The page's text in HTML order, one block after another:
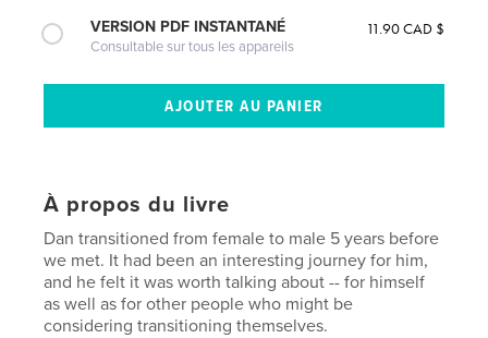
VERSION PDF INSTANTANÉ
Consultable sur tous les appareils
11.90 CAD $
À propos du livre
Dan transitioned from female to male 5 years before
we met. It had been an interesting journey for him,
and he felt it was worth talking about -- for himself
as well as for other people who might be
considering transitioning themselves.